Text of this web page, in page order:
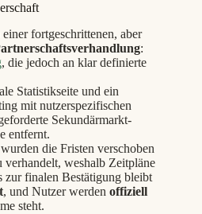
fortgeschrittenen, aber
:
, die jedoch an klar definierte
Statistikseite und ein
mit nutzerspezifischen
Sekundärmarkt-
entfernt.
die Fristen verschoben
weshalb Zeitpläne
zur finalen Bestätigung bleibt
, und Nutzer werden offiziell
steht.